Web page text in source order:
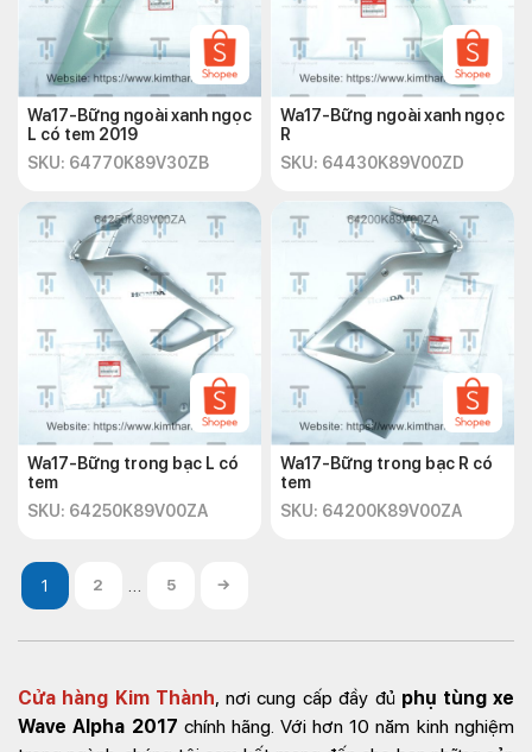
Wa17-Bững ngoài xanh ngọc
L có tem 2019
SKU: 64770K89V30ZB
Wa17-Bững ngoài xanh ngọc
R
SKU: 64430K89V00ZD
Wa17-Bững trong bạc L có
tem
SKU: 64250K89V00ZA
Wa17-Bững trong bạc R có
tem
SKU: 64200K89V00ZA
2 … 5 →
Cửa hàng Kim Thành, nơi cung cấp đầy đủ phụ tùng xe
Wave Alpha 2017 chính hãng. Với hơn 10 năm kinh nghiệm